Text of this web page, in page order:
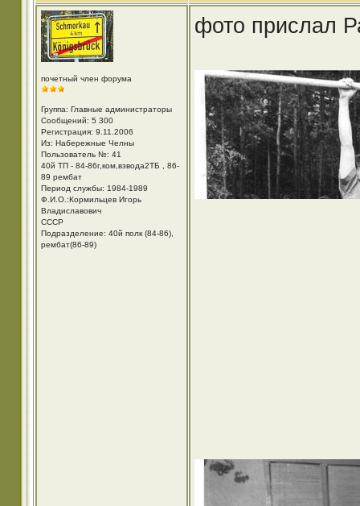
почетный член форума
Группа: Главные администраторы
Сообщений: 5 300
Регистрация: 9.11.2006
Из: Набережные Челны
Пользователь №: 41
40й ТП - 84-86г,ком,взвода2ТБ , 86-
89 рембат
Период службы: 1984-1989
Ф.И.О.:Кормильцев Игорь
Владиславович
СССР
Подразделение: 40й полк (84-86),
рембат(86-89)
фото прислал